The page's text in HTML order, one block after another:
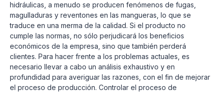
hidráulicas, a menudo se producen fenómenos de fugas,
magulladuras y reventones en las mangueras, lo que se
traduce en una merma de la calidad. Si el producto no
cumple las normas, no sólo perjudicará los beneficios
económicos de la empresa, sino que también perderá
clientes. Para hacer frente a los problemas actuales, es
necesario llevar a cabo un análisis exhaustivo y en
profundidad para averiguar las razones, con el fin de mejorar
el proceso de producción. Controlar el proceso de